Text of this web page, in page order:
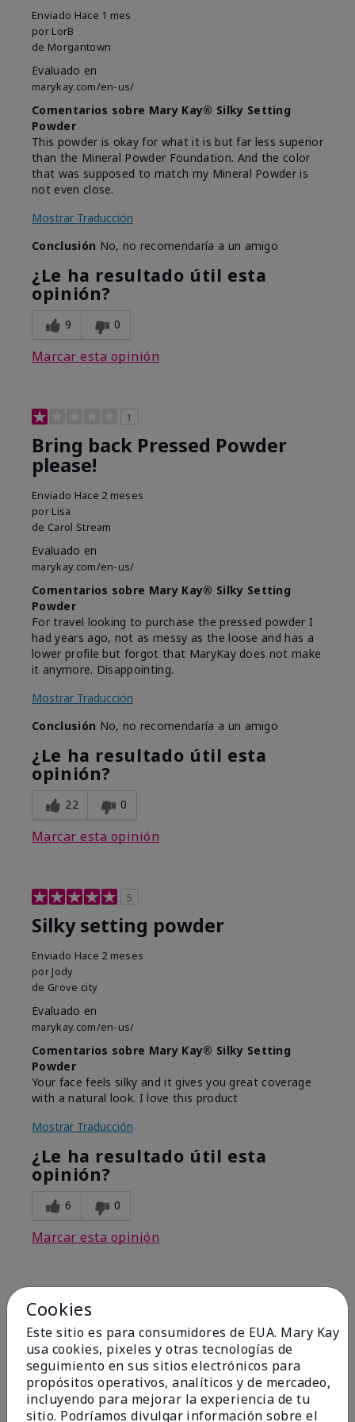
Enviado Hace 1 mes
por LorB
de Morgantown
Evaluado en
marykay.com/en-us/
Comentarios sobre Mary Kay® Silky Setting
Powder
This powder is okay for what it is but far less superior
than the Mineral Powder Foundation. And the color
that was supposed to match my Mineral Powder is
not even close.
Mostrar Traducción
Conclusión No, no recomendaría a un amigo
¿Le ha resultado útil esta
opinión?
9 0
Marcar esta opinión
1
Bring back Pressed Powder
please!
Enviado Hace 2 meses
por Lisa
de Carol Stream
Evaluado en
marykay.com/en-us/
Comentarios sobre Mary Kay® Silky Setting
Powder
For travel looking to purchase the pressed powder I
had years ago, not as messy as the loose and has a
lower profile but forgot that MaryKay does not make
it anymore. Disappointing.
Mostrar Traducción
Conclusión No, no recomendaría a un amigo
¿Le ha resultado útil esta
opinión?
22 0
Marcar esta opinión
5
Silky setting powder
Enviado Hace 2 meses
por Jody
de Grove city
Evaluado en
marykay.com/en-us/
Comentarios sobre Mary Kay® Silky Setting
Powder
Your face feels silky and it gives you great coverage
with a natural look. I love this product
Mostrar Traducción
¿Le ha resultado útil esta
opinión?
6 0
Marcar esta opinión
Bring Back Mineral Powder
Foundation
EnviadoHace 2 meses
porEM
de Spring, TX
Cookies
Este sitio es para consumidores de EUA. Mary Kay
usa cookies, pixeles y otras tecnologías de
seguimiento en sus sitios electrónicos para
propósitos operativos, analíticos y de mercadeo,
incluyendo para mejorar la experiencia de tu
sitio. Podríamos divulgar información sobre el